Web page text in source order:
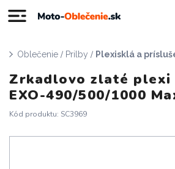
Oblečenie / Prilby / Plexisklá a
Zrkadlovo zlaté plexi
EXO-490/500/1000
Kód produktu: SC3969